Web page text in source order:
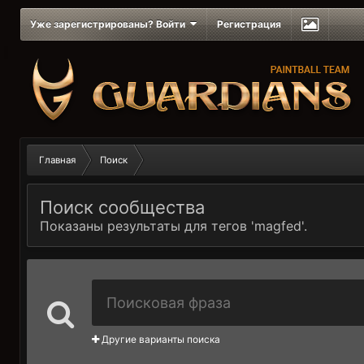
Уже зарегистрированы? Войти Регистрация
Главная Поиск
Поиск сообщества
Показаны результаты для тегов 'magfed'.
Другие варианты поиска